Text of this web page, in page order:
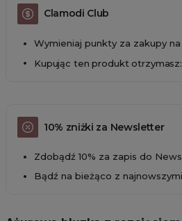
Clamodi Club
Wymieniaj punkty za zakupy
Kupując ten produkt
10% zniżki za Newsletter
Zdobądź 10% za zapis do
Bądź na bieżąco z